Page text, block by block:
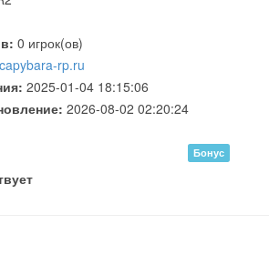
0 игрок(ов)
capybara-rp.ru
2025-01-04 18:15:06
2026-08-02 02:20:24
Бонус